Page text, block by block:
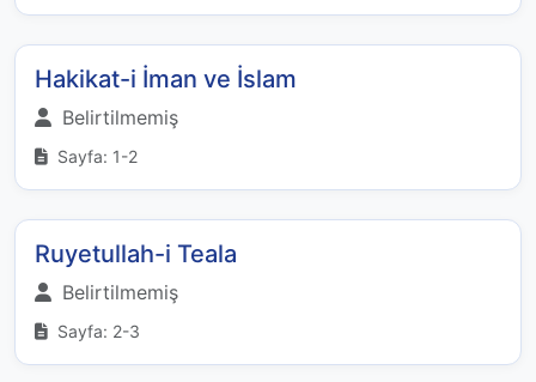
Hakikat-i İman ve İslam
Belirtilmemiş
Sayfa: 1-2
Ruyetullah-i Teala
Belirtilmemiş
Sayfa: 2-3